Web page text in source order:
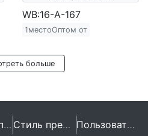
WB:16-A-167
1местоОптом от
больше
Карточка предприятия Стиль предприятия Пользовательское Соглашение